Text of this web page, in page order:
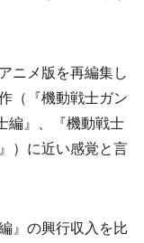
ニメ版を再編集し
（『機動戦士ガン
編』、『機動戦士
）に近い感覚と言
』の興行収入を比